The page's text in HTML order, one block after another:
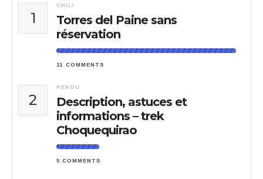
1
CHILI
Torres del Paine sans
réservation
21 COMMENTS
2
PEROU
Description, astuces et
informations – trek
Choquequirao
5 COMMENTS